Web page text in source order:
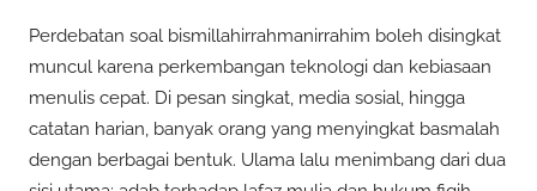
Perdebatan soal bismillahirrahmanirrahim boleh disingkat
muncul karena perkembangan teknologi dan kebiasaan
menulis cepat. Di pesan singkat, media sosial, hingga
catatan harian, banyak orang yang menyingkat basmalah
dengan berbagai bentuk. Ulama lalu menimbang dari dua